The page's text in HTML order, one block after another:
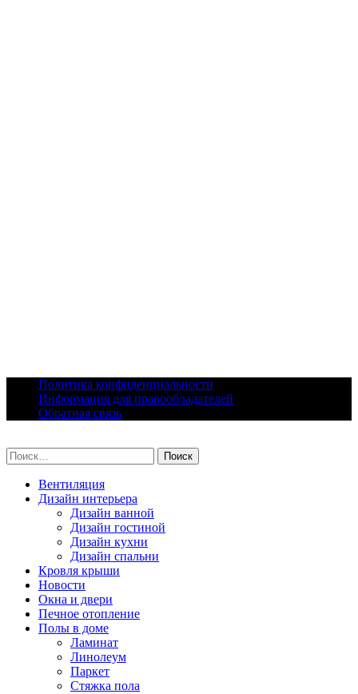
content
Политика конфиденциальности
Информация для правообладателей
Обратная связь
Найти:
Вентиляция
Дизайн интерьера
Дизайн ванной
Дизайн гостиной
Дизайн кухни
Дизайн спальни
Кровля крыши
Новости
Окна и двери
Печное отопление
Полы в доме
Ламинат
Линолеум
Паркет
Стяжка пола